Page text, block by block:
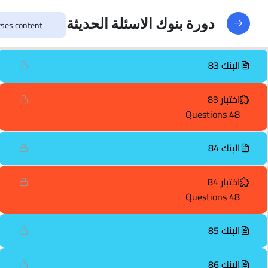
اختبار 82
48 Questions
البنك 83
اختبار 83
48 Questions
البنك 84
اختبار 84
48 Questions
البنك 85
البنك 86
دورة بنوك الاسئلة الحديثة